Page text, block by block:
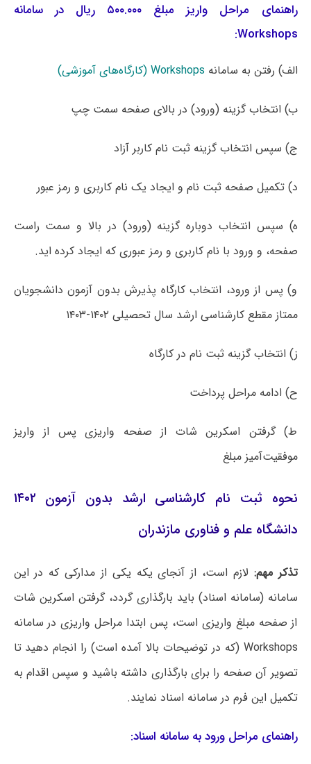
راهنمای مراحل واریز مبلغ ۵۰۰.۰۰۰ ریال در سامانه
Workshops:
الف) رفتن به سامانه Workshops (کارگاه‌های آموزشی)
ب) انتخاب گزینه (ورود) در بالای صفحه سمت چپ
ج) سپس انتخاب گزینه ثبت نام کاربر آزاد
د) تکمیل صفحه ثبت نام و ایجاد یک نام کاربری و رمز عبور
ه) سپس انتخاب دوباره گزینه (ورود) در بالا و سمت راست
صفحه، و ورود با نام کاربری و رمز عبوری که ایجاد کرده اید.
و) پس از ورود، انتخاب کارگاه پذیرش بدون آزمون دانشجویان
ممتاز مقطع کارشناسی ارشد سال تحصیلی ۱۴۰۲-۱۴۰۳
ز) انتخاب گزینه ثبت نام در کارگاه
ح) ادامه مراحل پرداخت
ط) گرفتن اسکرین شات از صفحه واریزی پس از واریز
موفقیت‌آمیز مبلغ
نحوه ثبت نام کارشناسی ارشد بدون آزمون ۱۴۰۲
دانشگاه علم و فناوری مازندران
تذکر مهم: لازم است، از آنجای یکه یکی از مدارکی که در این
سامانه (سامانه اسناد) باید بارگذاری گردد، گرفتن اسکرین شات
از صفحه مبلغ واریزی است، پس ابتدا مراحل واریزی در سامانه
Workshops (که در توضیحات بالا آمده است) را انجام دهید تا
تصویر آن صفحه را برای بارگذاری داشته باشید و سپس اقدام به
تکمیل این فرم در سامانه اسناد نمایند.
راهنمای مراحل ورود به سامانه اسناد: